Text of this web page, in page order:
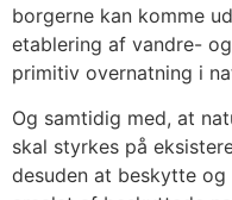
borgerne kan komme
etablering af vandre-
primitiv overnatning i
Og samtidig med, at
skal styrkes på
desuden at beskytte